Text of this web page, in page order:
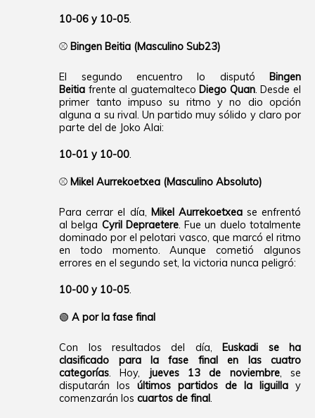
10-06 y 10-05.
⚾ Bingen Beitia (Masculino Sub23)
El segundo encuentro lo disputó Bingen
Beitia frente al guatemalteco Diego Quan. Desde el
primer tanto impuso su ritmo y no dio opción
alguna a su rival. Un partido muy sólido y claro por
parte del de Joko Alai:
10-01 y 10-00.
⚾ Mikel Aurrekoetxea (Masculino Absoluto)
Para cerrar el día, Mikel Aurrekoetxease enfrentó
al belga Cyril Depraetere. Fue un duelo totalmente
dominado por el pelotari vasco, que marcó el ritmo
en todo momento. Aunque cometió algunos
errores en el segundo set, la victoria nunca peligró:
10-00 y 10-05.
🟢A por la fase final
Con los resultados del día, Euskadi se ha
clasificado para la fase final en las cuatro
categorías. Hoy, jueves 13 de noviembre, se
disputarán losúltimos partidos de la liguilla y
comenzarán loscuartos de final.